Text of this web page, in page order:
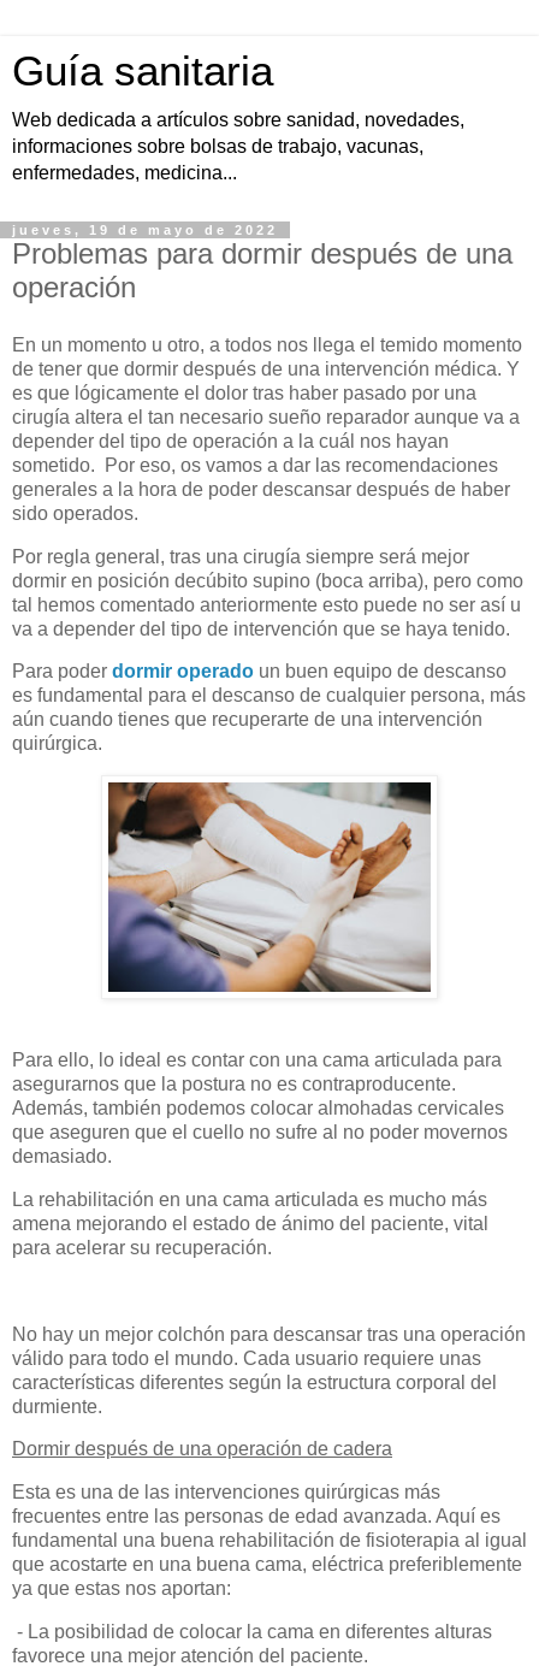
Guía sanitaria
Web dedicada a artículos sobre sanidad, novedades,
informaciones sobre bolsas de trabajo, vacunas,
enfermedades, medicina...
jueves, 19 de mayo de 2022
Problemas para dormir después de una
operación
En un momento u otro, a todos nos llega el temido momento
de tener que dormir después de una intervención médica. Y
es que lógicamente el dolor tras haber pasado por una
cirugía altera el tan necesario sueño reparador aunque va a
depender del tipo de operación a la cuál nos hayan
sometido. Por eso, os vamos a dar las recomendaciones
generales a la hora de poder descansar después de haber
sido operados.
Por regla general, tras una cirugía siempre será mejor
dormir en posición decúbito supino (boca arriba), pero como
tal hemos comentado anteriormente esto puede no ser así u
va a depender del tipo de intervención que se haya tenido.
Para poder dormir operado un buen equipo de descanso
es fundamental para el descanso de cualquier persona, más
aún cuando tienes que recuperarte de una intervención
quirúrgica.
Para ello, lo ideal es contar con una cama articulada para
asegurarnos que la postura no es contraproducente.
Además, también podemos colocar almohadas cervicales
que aseguren que el cuello no sufre al no poder movernos
demasiado.
La rehabilitación en una cama articulada es mucho más
amena mejorando el estado de ánimo del paciente, vital
para acelerar su recuperación.
No hay un mejor colchón para descansar tras una operación
válido para todo el mundo. Cada usuario requiere unas
características diferentes según la estructura corporal del
durmiente.
Dormir después de una operación de cadera
Esta es una de las intervenciones quirúrgicas más
frecuentes entre las personas de edad avanzada. Aquí es
fundamental una buena rehabilitación de fisioterapia al igual
que acostarte en una buena cama, eléctrica preferiblemente
ya que estas nos aportan:
- La posibilidad de colocar la cama en diferentes alturas
favorece una mejor atención del paciente.